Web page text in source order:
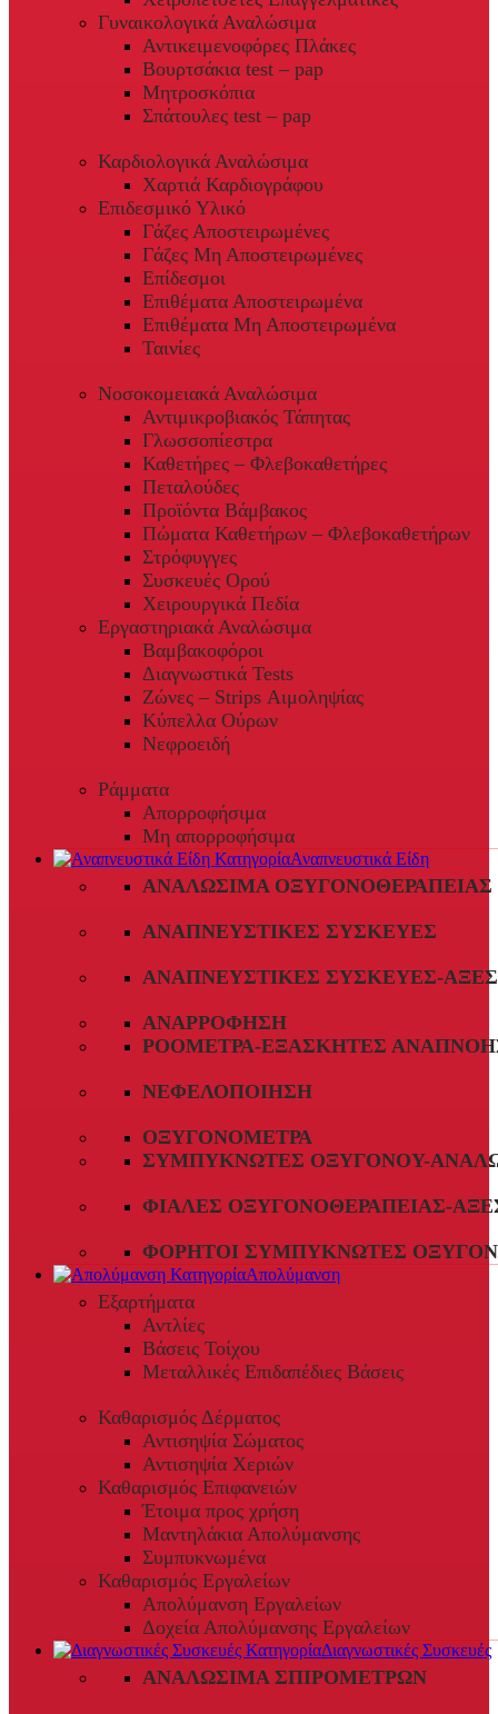
Γυναικολογικά Αναλώσιμα
Αντικειμενοφόρες Πλάκες
Βουρτσάκια test – pap
Μητροσκόπια
Σπάτουλες test – pap
Καρδιολογικά Αναλώσιμα
Χαρτιά Καρδιογράφου
Επιδεσμικό Υλικό
Γάζες Αποστειρωμένες
Γάζες Μη Αποστειρωμένες
Επίδεσμοι
Επιθέματα Αποστειρωμένα
Επιθέματα Μη Αποστειρωμένα
Ταινίες
Νοσοκομειακά Αναλώσιμα
Αντιμικροβιακός Τάπητας
Γλωσσοπίεστρα
Καθετήρες – Φλεβοκαθετήρες
Πεταλούδες
Προϊόντα Βάμβακος
Πώματα Καθετήρων – Φλεβοκαθετήρων
Στρόφυγγες
Συσκευές Ορού
Χειρουργικά Πεδία
Εργαστηριακά Αναλώσιμα
Βαμβακοφόροι
Διαγνωστικά Tests
Ζώνες – Strips Αιμοληψίας
Κύπελλα Ούρων
Νεφροειδή
Ράμματα
Απορροφήσιμα
Μη απορροφήσιμα
Αναπνευστικά Είδη
ΑΝΑΛΏΣΙΜΑ ΟΞΥΓΟΝΟΘΕΡΑΠΕΊΑΣ
ΑΝΑΠΝΕΥΣΤΙΚΈΣ ΣΥΣΚΕΥΈΣ
ΑΝΑΠΝΕΥΣΤΙΚΈΣ ΣΥΣΚΕΥΈΣ-
ΑΝΑΡΡΌΦΗΣΗ
ΡΟΌΜΕΤΡΑ-ΕΞΑΣΚΗΤΈΣ
ΝΕΦΕΛΟΠΟΊΗΣΗ
ΟΞΥΓΟΝΌΜΕΤΡΑ
ΣΥΜΠΥΚΝΩΤΈΣ ΟΞΥΓΌΝΟΥ-
ΦΙΆΛΕΣ ΟΞΥΓΟΝΟΘΕΡΑΠΕΊΑΣ-
ΦΟΡΗΤΟΊ ΣΥΜΠΥΚΝΩΤΈΣ
Απολύμανση
Εξαρτήματα
Αντλίες
Βάσεις Τοίχου
Μεταλλικές Επιδαπέδιες Βάσεις
Καθαρισμός Δέρματος
Αντισηψία Σώματος
Αντισηψία Χεριών
Καθαρισμός Επιφανειών
Έτοιμα προς χρήση
Μαντηλάκια Απολύμανσης
Συμπυκνωμένα
Καθαρισμός Εργαλείων
Απολύμανση Εργαλείων
Δοχεία Απολύμανσης Εργαλείων
Διαγνωστικές Συσκευές
ΑΝΑΛΏΣΙΜΑ ΣΠΙΡΟΜΈΤΡΩΝ